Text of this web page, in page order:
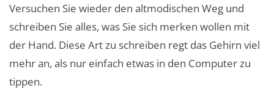
Versuchen Sie wieder den altmodischen Weg und
schreiben Sie alles, was Sie sich merken wollen mit
der Hand. Diese Art zu schreiben regt das Gehirn viel
mehr an, als nur einfach etwas in den Computer zu
tippen.